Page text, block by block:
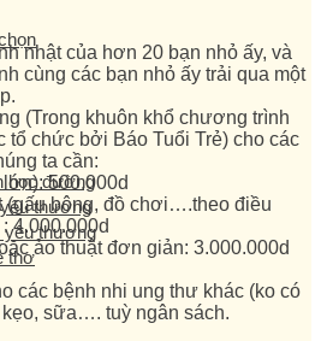
học đường
thương
yêu thương
thơ
nhật của hơn 20 bạn nhỏ ấy, và
cùng các bạn nhỏ ấy trải qua một
(Trong khuôn khổ chương trình
chức bởi Báo Tuổi Trẻ) cho các
ta cần:
500.000d
(gấu bông, đồ chơi….theo điều
4.000.000d
ảo thuật đơn giản: 3.000.000d
các bệnh nhi ung thư khác (ko có
sữa…. tuỳ ngân sách.